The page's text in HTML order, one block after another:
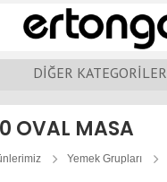
DİĞER KATEGORİLER
OVAL MASA
Yemek Grupları